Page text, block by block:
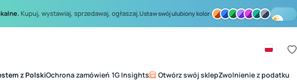
Kupuj, wystawiaj, sprzedawaj, ogłaszaj.Ustaw swój ulubiony kolor:
z PolskiOchrona zamówień 1G Insights Otwórz swój sklepZwolnienie z podatku